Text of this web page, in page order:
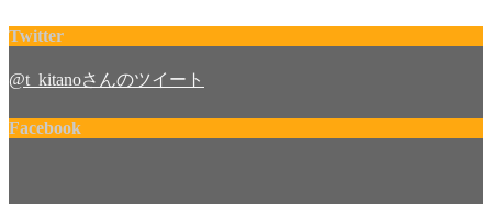
Twitter
@t_kitanoさんのツイート
Facebook